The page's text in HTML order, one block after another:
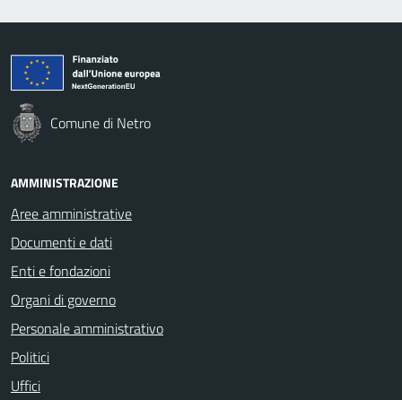
Comune di Netro
AMMINISTRAZIONE
Aree amministrative
Documenti e dati
Enti e fondazioni
Organi di governo
Personale amministrativo
Politici
Uffici